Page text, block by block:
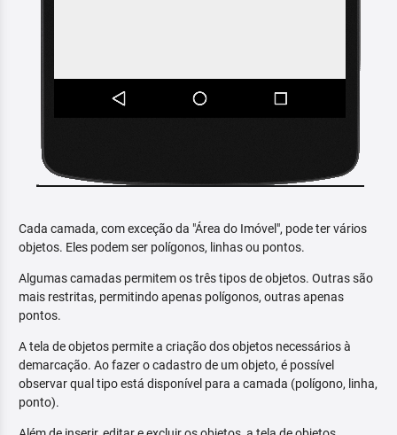
Cada camada, com exceção da "Área do Imóvel", pode ter vários
objetos. Eles podem ser polígonos, linhas ou pontos.
Algumas camadas permitem os três tipos de objetos. Outras são
mais restritas, permitindo apenas polígonos, outras apenas
pontos.
A tela de objetos permite a criação dos objetos necessários à
demarcação. Ao fazer o cadastro de um objeto, é possível
observar qual tipo está disponível para a camada (polígono, linha,
ponto).